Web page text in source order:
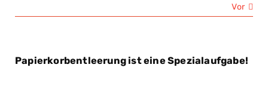
Vor
Papierkorbentleerung ist eine Spezialaufgabe!